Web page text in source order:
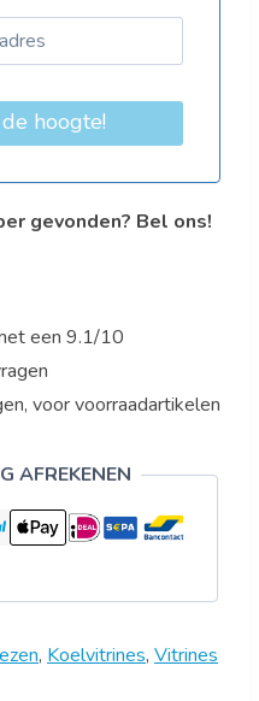
hoogte!
gevonden? Bel ons!
een 9.1/10
voor voorraadartikelen
AFREKENEN
, Koelvitrines, Vitrines